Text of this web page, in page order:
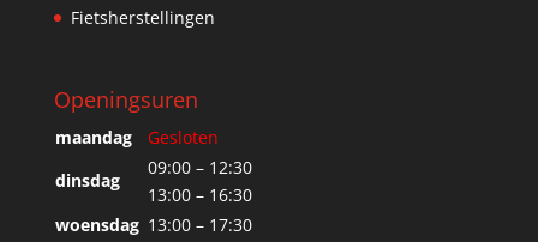
Fietsherstellingen
Openingsuren
maandag
Gesloten
dinsdag
09:00 – 12:30
13:00 – 16:30
woensdag 13:00 – 17:30